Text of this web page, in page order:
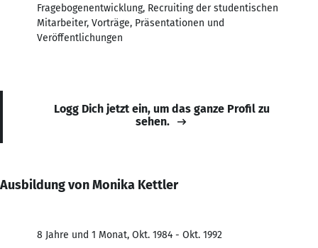
Fragebogenentwicklung, Recruiting der studentischen
Mitarbeiter, Vorträge, Präsentationen und
Veröffentlichungen
Logg Dich jetzt ein, um das ganze Profil zu
sehen.
Ausbildung von Monika Kettler
8 Jahre und 1 Monat, Okt. 1984 - Okt. 1992